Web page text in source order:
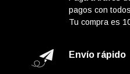
pagos con
Tu compra es
Envío rápido